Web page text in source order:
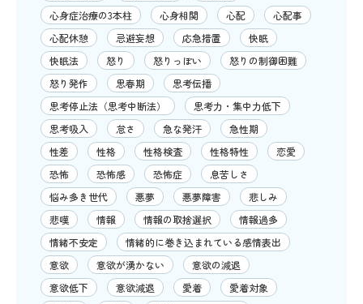
心身症治療の3本柱
心身相関 心配
心配事
心配休憩
忌避妄想 応急措置
快眠
快眠法
怒り 怒りっぽい
怒りの制御困難
怒り発作
思春期
思考伝播
思考停止法（思考中断法）
思考力・集中力低下
思考吸入
怠さ 急な発汗
急性期
性差
性格 性格検査 性格特性
恋愛
恐怖
恐怖感 恐怖症
息苦しさ
悩み多き世代
悪夢 悪夢障害
悲しみ
悲嘆
情報 情報の取捨選択
情報過多
情緒不安定
情緒的に巻き込まれている感情表出
意欲
意欲が湧かない
意欲の減退
意欲低下
意欲減退 愛着
愛着対象